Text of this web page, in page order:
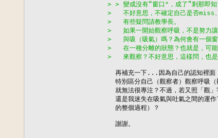
> > 變成沒有“窗口"，成了”剎那即知
>   不好意思，不確定自己是否miss
>   有些疑問請教學長。
>   如果一開始觀察呼吸，不是努力
>   與吸（吸氣）嗎？為何會有一個
>   在一種分離的狀態？也就是，可
>   來觀察？不好意思，這樣問，也
再補充一下...因為自己的認知裡面
特別區分自己（觀察者）觀察呼吸
就無法很專注？不過，若又照「觀
還是我迷失在吸氣與吐氣之間的運
  的整個過程）？
  謝謝。